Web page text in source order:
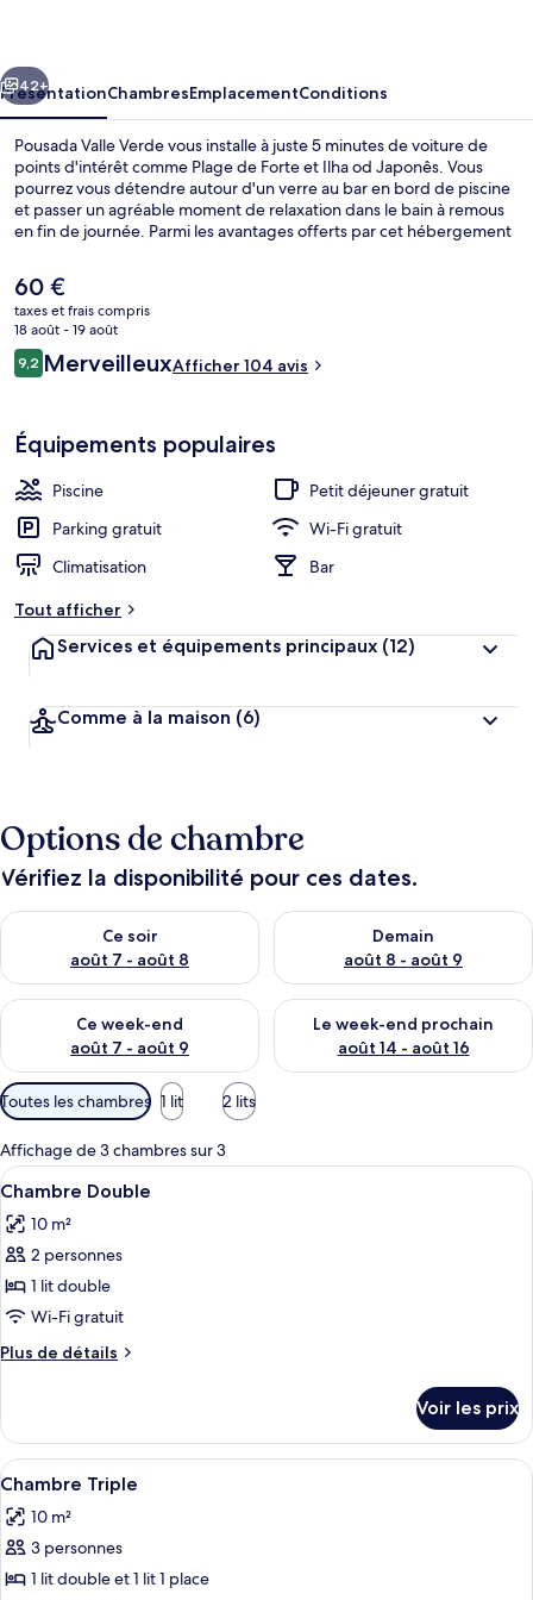
Suivant
42+
PrésentationChambresEmplacementConditions
Pousada Valle Verde vous installe à juste 5 minutes de voiture de
points d'intérêt comme Plage de Forte et Ilha od Japonês. Vous
pourrez vous détendre autour d'un verre au bar en bord de piscine
et passer un agréable moment de relaxation dans le bain à remous
en fin de journée. Parmi les avantages offerts par cet hébergement
Le
prix
actuel
est
de
60 €
taxes et frais compris
18 août - 19 août
Avis
voyageurs
9,29,2 sur 10
MerveilleuxAfficher 104 avis
Équipements populaires
Piscine
Petit déjeuner gratuit
Parking gratuit
Wi-Fi gratuit
Climatisation
Bar
Tout afficher
Services et équipements principaux (12)
Comme à la maison (6)
Options de chambre
Vérifiez la disponibilité pour ces dates.
Ce soir
août 7 - août 8
Vérifier la disponibilité pour ce soir août 7 - août 8
Demain
août 8 - août 9
Vérifier la disponibilité pour
Ce week-end
août 7 - août 9
Vérifier la disponibilité pour ce week-end août 7 - août 9
Le week-end prochain
août 14 - août 16
Vérifier la disponibilité pour
Filtres
disponibles
pour
les
chambres
Toutes les chambres 1 lit 2 lits
Affichage de 3 chambres sur 3
Afficher
toutes
les
photos
pour
ce
type
de
Chambre
Double
Un lit bien fait, agrémenté de
7
Chambre Double
10 m²
2 personnes
1 lit double
Wi-Fi gratuit
Plus de détails
Plus
le
type
de
Chambre
Double
Voir les prix
Afficher
toutes
les
photos
pour
Une chambre d’hôtel avec deux
8
Chambre Triple
10 m²
3 personnes
1 lit double et 1 lit 1 place